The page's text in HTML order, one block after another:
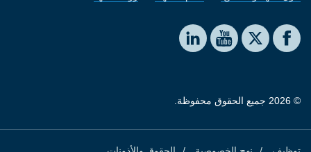
Social media
The Washington Institute on Facebook
The Washington Institute on X
The Washington Institute on YouTube
The Washington Institute on LinkedIn
© 2026 جميع الحقوق محفوظة.